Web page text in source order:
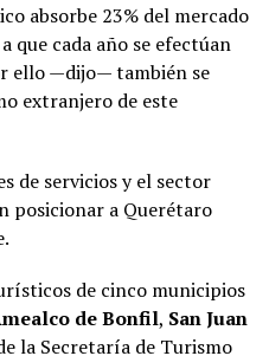
absorbe 23% del mercado
que cada año se efectúan
ello —dijo— también se
extranjero de este
de servicios y el sector
posicionar a Querétaro
de cinco municipios
de Bonfil, San Juan
la Secretaría de Turismo